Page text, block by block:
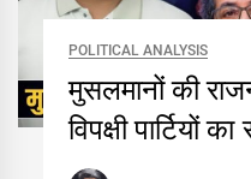
POLITICAL ANALYSIS
मुसलमानों की
विपक्षी पार्टियों का